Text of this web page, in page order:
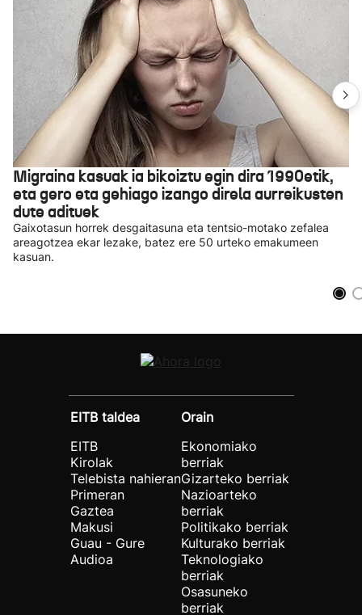
Migraina kasuak ia bikoiztu egin dira 1990etik,
eta gero eta gehiago izango direla aurreikusten
dute adituek
Gaixotasun horrek desgaitasuna eta tentsio-motako zefalea
areagotzea ekar lezake, batez ere 50 urteko emakumeen
kasuan.
EITB taldea
EITB
Kirolak
Telebista nahieran
Primeran
Gaztea
Makusi
Guau - Gure
Audioa
Orain
Ekonomiako
berriak
Gizarteko berriak
Nazioarteko
berriak
Politikako berriak
Kulturako berriak
Teknologiako
berriak
Osasuneko
berriak